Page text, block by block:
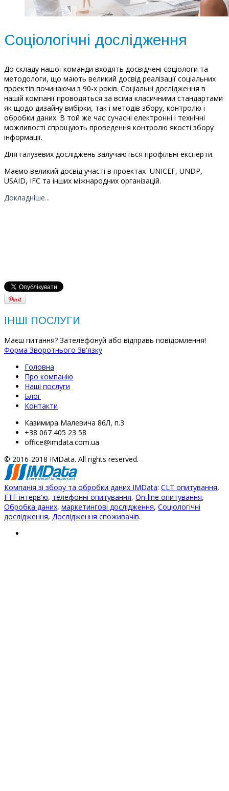
Соціологічні дослідження
До складу нашої команди входять досвідчені соціологи та
методологи, що мають великий досвід реалізації соціальних
проектів починаючи з 90-х років. Соціальні дослідження в
нашій компанії проводяться за всіма класичними стандартами
як щодо дизайну вибірки, так і методів збору, контролю і
обробки даних. В той же час сучасні електронні і технічні
можливості спрощують проведення контролю якості збору
інформації.
Для галузевих досліджень залучаються профільні експерти.
Маємо великий досвід участі в проектах UNICEF, UNDP,
USAID, IFC та інших міжнародних організацій.
Докладніше...
ІНШІ ПОСЛУГИ
Маєш питання? Зателефонуй або відправь повідомлення!
Форма Зворотнього Зв'язку
Головна
Про компанію
Наші послуги
Блог
Контакти
Казимира Малевича 86Л, п.3
+38 067 405 23 58
office@imdata.com.ua
© 2016-2018 IMData. All rights reserved.
Компанія зі збору та обробки даних IMData: CLT опитування,
FTF інтерв'ю, телефонні опитування, On-line опитування,
Обробка даних, маркетингові дослідження, Соціологічні
дослідження, Дослідження споживачів.